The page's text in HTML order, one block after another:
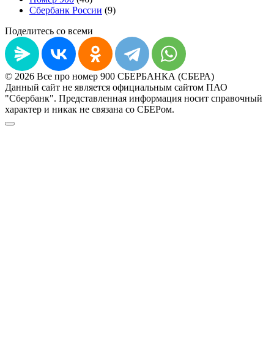
Сбербанк России (9)
Поделитесь со всеми
© 2026 Все про номер 900 СБЕРБАНКА (СБЕРА)
Данный сайт не является официальным сайтом ПАО
"Сбербанк". Представленная информация носит справочный
характер и никак не связана со СБЕРом.